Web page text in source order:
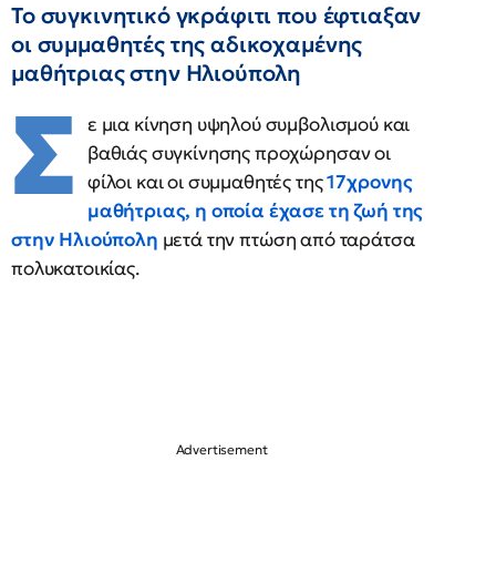
Το συγκινητικό γκράφιτι που έφτιαξαν
οι συμμαθητές της αδικοχαμένης
μαθήτριας στην Ηλιούπολη
Σ ε μια κίνηση υψηλού συμβολισμού και
βαθιάς συγκίνησης προχώρησαν οι
φίλοι και οι συμμαθητές της17χρονης
μαθήτριας, η οποία έχασε τη ζωή της
στην Ηλιούπολη μετά την πτώση από ταράτσα
πολυκατοικίας.